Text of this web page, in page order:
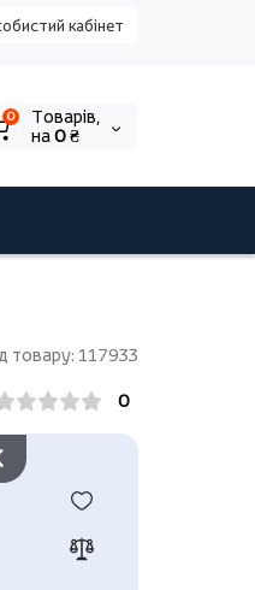
кабінет
0
Tоварів,
на0 ₴
товару: 117933
0